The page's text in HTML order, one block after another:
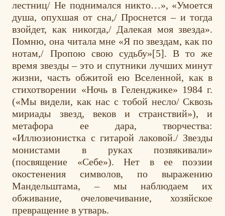
лестниц/ Не поднимался никто…», «Умоется
душа, опухшая от сна,/ Проснется – и тогда
взойдет, как никогда,/ Далекая моя звезда».
Помню, она читала мне «Я по звездам, как по
нотам,/ Пропою свою судьбу»[5]. В то же
время звезды – это и спутники лучших минут
жизни, часть обжитой ею Вселенной, как в
стихотворении «Ночь в Геленджике» 1984 г.
(«Мы видели, как нас с тобой несло/ Сквозь
мириады звезд, веков и странствий»), и
метафора ее дара, творчества:
«Иллюзионистка с гитарой лаковой./ Звезды
монистами в руках позвякивали»
(посвящение «Себе»). Нет в ее поэзии
окостенения символов, по выражению
Мандельштама, – мы наблюдаем их
обживание, очеловечивание, хозяйское
превращение в утварь.